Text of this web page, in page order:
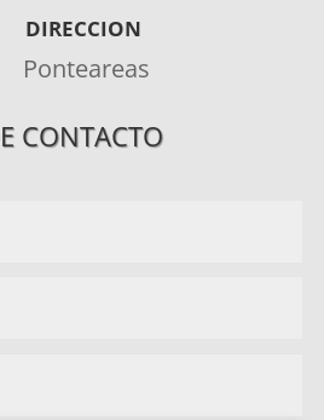
DIRECCION
Ponteareas
CONTACTO